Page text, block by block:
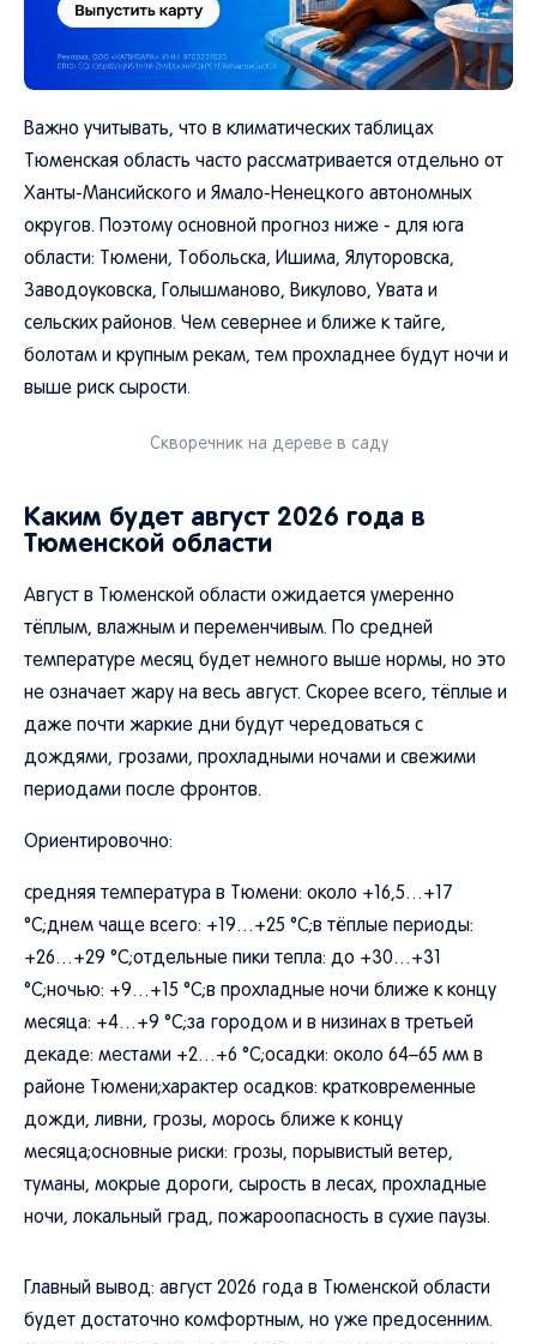
Важно учитывать, что в климатических таблицах
Тюменская область часто рассматривается отдельно от
Ханты-Мансийского и Ямало-Ненецкого автономных
округов. Поэтому основной прогноз ниже - для юга
области: Тюмени, Тобольска, Ишима, Ялуторовска,
Заводоуковска, Голышманово, Викулово, Увата и
сельских районов. Чем севернее и ближе к тайге,
болотам и крупным рекам, тем прохладнее будут ночи и
выше риск сырости.
Скворечник на дереве в саду
Каким будет август 2026 года в
Тюменской области
Август в Тюменской области ожидается умеренно
тёплым, влажным и переменчивым. По средней
температуре месяц будет немного выше нормы, но это
не означает жару на весь август. Скорее всего, тёплые и
даже почти жаркие дни будут чередоваться с
дождями, грозами, прохладными ночами и свежими
периодами после фронтов.
Ориентировочно:
средняя температура в Тюмени: около +16,5…+17
°C;днем чаще всего: +19…+25 °C;в тёплые периоды:
+26…+29 °C;отдельные пики тепла: до +30…+31
°C;ночью: +9…+15 °C;в прохладные ночи ближе к концу
месяца: +4…+9 °C;за городом и в низинах в третьей
декаде: местами +2…+6 °C;осадки: около 64–65 мм в
районе Тюмени;характер осадков: кратковременные
дожди, ливни, грозы, морось ближе к концу
месяца;основные риски: грозы, порывистый ветер,
туманы, мокрые дороги, сырость в лесах, прохладные
ночи, локальный град, пожароопасность в сухие паузы.
Главный вывод: август 2026 года в Тюменской области
будет достаточно комфортным, но уже предосенним.